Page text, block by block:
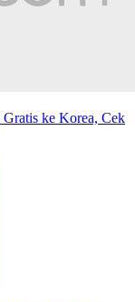
ke Korea, Cek